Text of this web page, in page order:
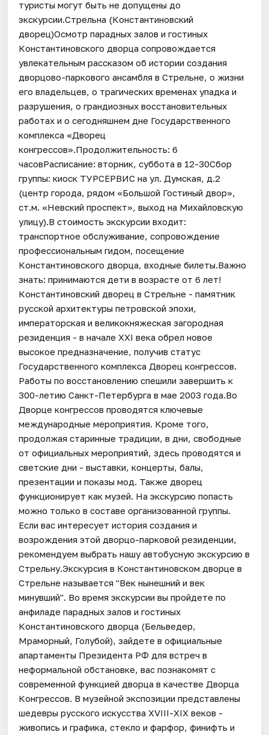
туристы могут быть не допущены до
экскурсии.Стрельна (Константиновский
дворец)Осмотр парадных залов и гостиных
Константиновского дворца сопровождается
увлекательным рассказом об истории создания
дворцово-паркового ансамбля в Стрельне, о жизни
его владельцев, о трагических временах упадка и
разрушения, о грандиозных восстановительных
работах и о сегодняшнем дне Государственного
комплекса «Дворец
конгрессов».Продолжительность: 6
часовРасписание: вторник, суббота в 12-30Сбор
группы: киоск ТУРСЕРВИС на ул. Думская, д.2
(центр города, рядом «Большой Гостиный двор»,
ст.м. «Невский проспект», выход на Михайловскую
улицу).В стоимость экскурсии входит:
транспортное обслуживание, сопровождение
профессиональным гидом, посещение
Константиновского дворца, входные билеты.Важно
знать: принимаются дети в возрасте от 6 лет!
Константиновский дворец в Стрельне - памятник
русской архитектуры петровской эпохи,
императорская и великокняжеская загородная
резиденция - в начале XXI века обрел новое
высокое предназначение, получив статус
Государственного комплекса Дворец конгрессов.
Работы по восстановлению спешили завершить к
300-летию Санкт-Петербурга в мае 2003 года.Во
Дворце конгрессов проводятся ключевые
международные мероприятия. Кроме того,
продолжая старинные традиции, в дни, свободные
от официальных мероприятий, здесь проводятся и
светские дни - выставки, концерты, балы,
презентации и показы мод. Также дворец
функционирует как музей. На экскурсию попасть
можно только в составе организованной группы.
Если вас интересует история создания и
возрождения этой дворцо-парковой резиденции,
рекомендуем выбрать нашу автобусную экскурсию в
Стрельну.Экскурсия в Константиновском дворце в
Стрельне называется "Век нынешний и век
минувший". Во время экскурсии вы пройдете по
анфиладе парадных залов и гостиных
Константиновского дворца (Бельведер,
Мраморный, Голубой), зайдете в официальные
апартаменты Президента РФ для встреч в
неформальной обстановке, вас познакомят с
современной функцией дворца в качестве Дворца
Конгрессов. В музейной экспозиции представлены
шедевры русского искусства XVIII-XIX веков -
живопись и графика, стекло и фарфор, финифть и